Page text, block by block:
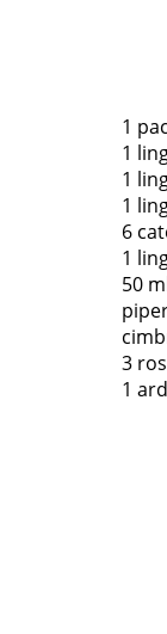
1
1
1
1
6
1
50
3
1